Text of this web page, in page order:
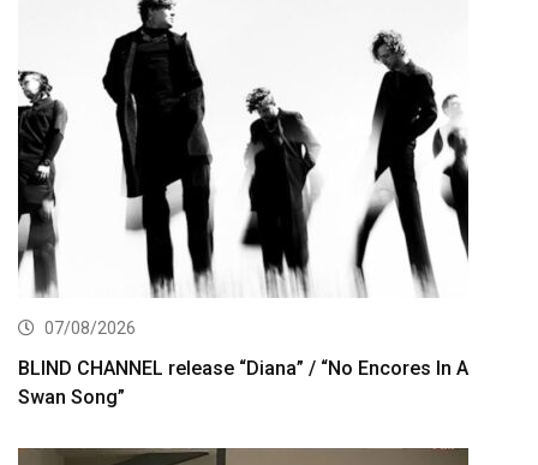
07/08/2026
BLIND CHANNEL release “Diana” / “No Encores In A
Swan Song”